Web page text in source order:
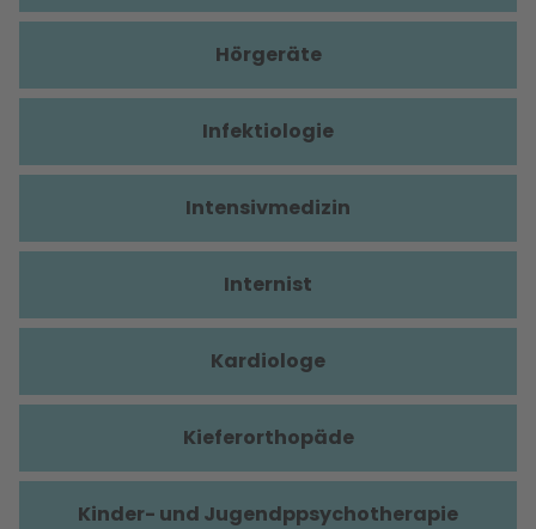
Hörgeräte
Infektiologie
Intensivmedizin
Internist
Kardiologe
Kieferorthopäde
Kinder- und Jugendppsychotherapie